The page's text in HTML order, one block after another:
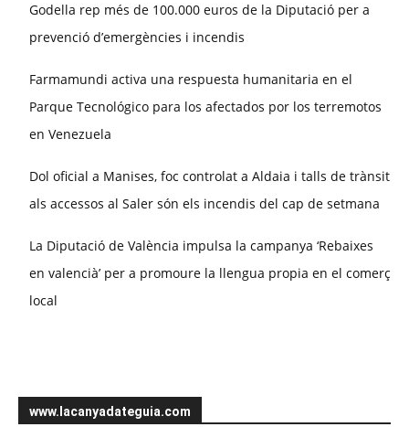
Godella rep més de 100.000 euros de la Diputació per a
prevenció d’emergències i incendis
Farmamundi activa una respuesta humanitaria en el
Parque Tecnológico para los afectados por los terremotos
en Venezuela
Dol oficial a Manises, foc controlat a Aldaia i talls de trànsit
als accessos al Saler són els incendis del cap de setmana
La Diputació de València impulsa la campanya ‘Rebaixes
en valencià’ per a promoure la llengua propia en el comerç
local
www.lacanyadateguia.com